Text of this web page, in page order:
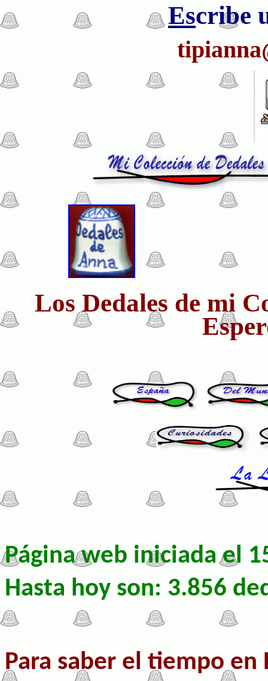
Escribe
Los Dedales de mi
Página web iniciada el
Hasta hoy son: 3.856
Para saber el tiempo en